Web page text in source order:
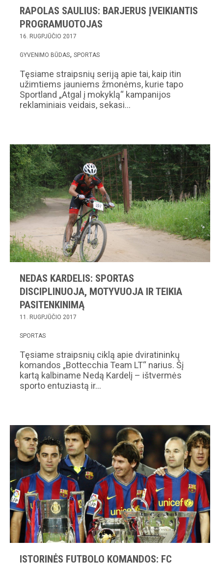
RAPOLAS SAULIUS: BARJERUS ĮVEIKIANTIS
PROGRAMUOTOJAS
16. RUGPJŪČIO 2017
GYVENIMO BŪDAS SPORTAS
Tęsiame straipsnių seriją apie tai, kaip itin
užimtiems jauniems žmonėms, kurie tapo
Sportland „Atgal į mokyklą“ kampanijos
reklaminiais veidais, sekasi…
NEDAS KARDELIS: SPORTAS
DISCIPLINUOJA, MOTYVUOJA IR TEIKIA
PASITENKINIMĄ
11. RUGPJŪČIO 2017
SPORTAS
Tęsiame straipsnių ciklą apie dviratininkų
komandos „Bottecchia Team LT“ narius. Šį
kartą kalbiname Nedą Kardelį – ištvermės
sporto entuziastą ir…
ISTORINĖS FUTBOLO KOMANDOS: FC